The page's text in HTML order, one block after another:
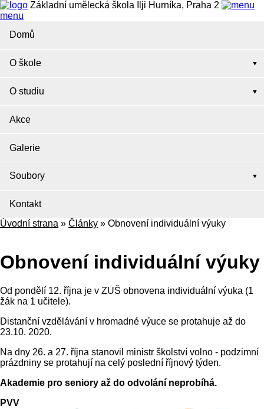
Základní umělecká škola Ilji Hurníka, Praha 2
menu
Domů
O škole
O studiu
Akce
Galerie
Soubory
Kontakt
Úvodní strana » Články » Obnovení individuální výuky
Obnovení individuální výuky
Od pondělí 12. října je v ZUŠ obnovena individuální výuka (1
žák na 1 učitele).
Distanční vzdělávání v hromadné výuce se protahuje až do
23.10. 2020.
Na dny 26. a 27. října stanovil ministr školství volno - podzimní
prázdniny se protahují na celý poslední říjnový týden.
Akademie pro seniory až do odvolání neprobíhá.
PVV